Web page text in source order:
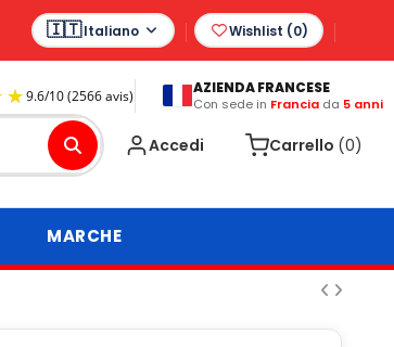
Italiano Wishlist (0)
9.6/10 (2566 avis)
AZIENDA FRANCESE
Con sede in Franciada 5 anni
Accedi Carrello (0)
MARCHE